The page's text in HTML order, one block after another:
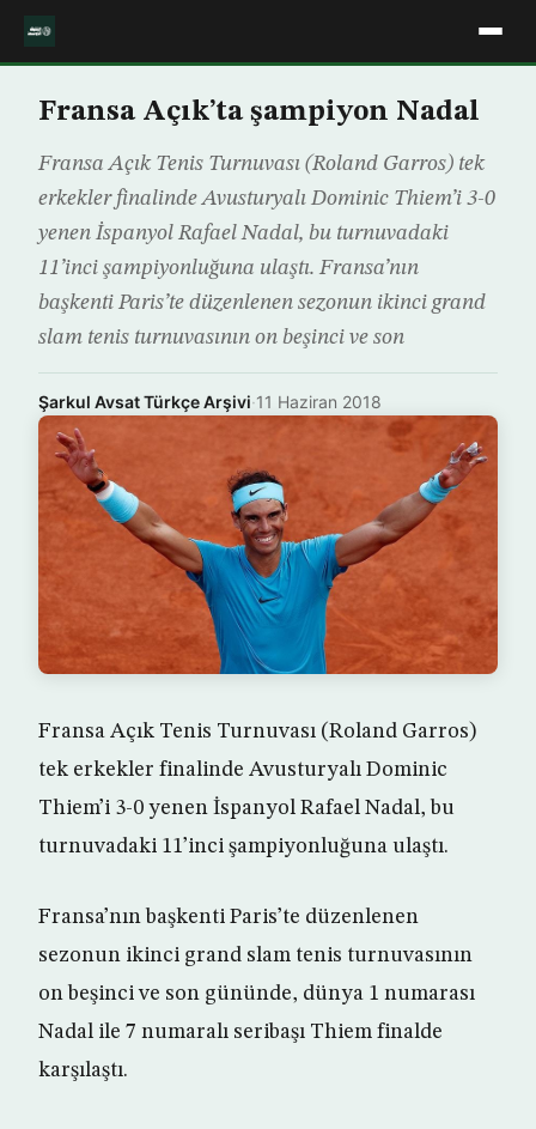
Fransa Açık’ta şampiyon Nadal
Fransa Açık Tenis Turnuvası (Roland Garros) tek
erkekler finalinde Avusturyalı Dominic Thiem’i 3-0
yenen İspanyol Rafael Nadal, bu turnuvadaki
11’inci şampiyonluğuna ulaştı. Fransa’nın
başkenti Paris’te düzenlenen sezonun ikinci grand
slam tenis turnuvasının on beşinci ve son
Şarkul Avsat Türkçe Arşivi·11 Haziran 2018
Fransa Açık Tenis Turnuvası (Roland Garros)
tek erkekler finalinde Avusturyalı Dominic
Thiem’i 3-0 yenen İspanyol Rafael Nadal, bu
turnuvadaki 11’inci şampiyonluğuna ulaştı.
Fransa’nın başkenti Paris’te düzenlenen
sezonun ikinci grand slam tenis turnuvasının
on beşinci ve son gününde, dünya 1 numarası
Nadal ile 7 numaralı seribaşı Thiem finalde
karşılaştı.